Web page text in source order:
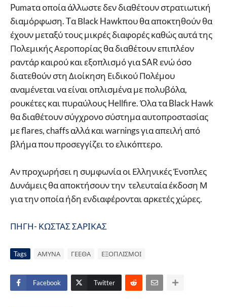
Pumaτα οποία άλλωστε δεν διαθέτουν στρατιωτική
διαμόρφωση. Tα Βlack Hawkπου θα αποκτηθούν θα
έχουν μεταξύ τους μικρές διαφορές καθώς αυτά της
Πολεμικής Αεροπορίας θα διαθέτουν επιπλέον
ραντάρ καιρού και εξοπλισμό για SAR ενώ όσο
διατεθούν στη Διοίκηση Ειδικού Πολέμου
αναμένεται να είναι οπλισμένα με πολυβόλα,
ρουκέτες και πυραύλους Hellfire. Όλα τα Black Hawk
θα διαθέτουν σύγχρονο σύστημα αυτοπροστασίας
με flares, chaffs αλλά και warnings για απειλή από
βλήμα που προσεγγίζει το ελικόπτερο.
Αν προχωρήσει η συμφωνία οι Ελληνικές Ένοπλες
Δυνάμεις θα αποκτήσουν την τελευταία έκδοση Μ
για την οποία ήδη ενδιαφέρονται αρκετές χώρες.
ΠΗΓΗ- ΚΩΣΤΑΣ ΣΑΡΙΚΑΣ
Tags ΑΜΥΝΑ ΓΕΕΘΑ ΕΞΟΠΛΙΣΜΟΙ
Facebook Twitter